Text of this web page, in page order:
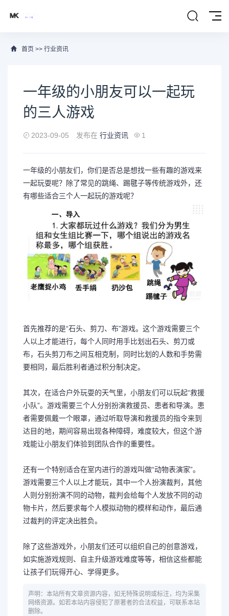
首页 >> 行业资讯
一年级的小朋友可以一起玩
的三人游戏
2023-09-05 发布在 行业资讯 1
一年级的小朋友们，你们是否总是想找一些有趣的游戏来
一起玩耍呢？除了常见的跳绳、踢毽子等传统游戏外，还
有哪些适合三个人一起玩的游戏呢？
首先推荐的是“石头、剪刀、布”游戏。这个游戏需要三个
人以上才能进行，每个人同时用手比划出石头、剪刀或
布，石头剪刀布之间互相克制，同时比划的人数和手势需
要相同，最后胜利者通过积分制决定。
其次，在适合户外玩耍的天气里，小朋友们可以玩起“救援
小队”。游戏需要三个人分别扮演救援员、患者和导演。患
者需要佩戴一个眼罩，通过听取导演和救援员的指令来到
达目的地，期间容易出现各种障碍，难度较大，但这个游
戏能让小朋友们体验到团队合作的重要性。
还有一个特别适合在室内进行的游戏叫做“动物表演家”。
游戏需要三个人以上才能玩，其中一个人扮演裁判，其他
人则分别扮演不同的动物，裁判会给每个人发放不同的动
物卡片，然后要求每个人模拟动物的模样和动作，最后通
过裁判的评定决出胜负。
除了这些游戏外，小朋友们还可以组织自己的创意游戏，
如实施游戏规则、自主升级游戏难度等等，相信这些都能
让孩子们玩得开心、学得更多。
声明：本站所有文章资源内容，如无特殊说明或标注，均为采集
网络资源。如若本站内容侵犯了原著者的合法权益，可联系本站
删除。